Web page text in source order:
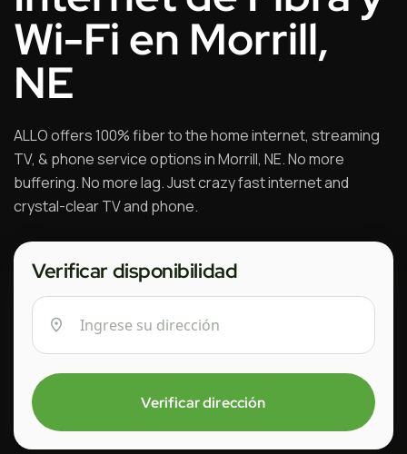
Wi-Fi en Morrill,
NE
ALLO offers 100% fiber to the home internet, streaming
TV, & phone service options in Morrill, NE. No more
buffering. No more lag. Just crazy fast internet and
crystal-clear TV and phone.
Verificar disponibilidad
Verificar dirección